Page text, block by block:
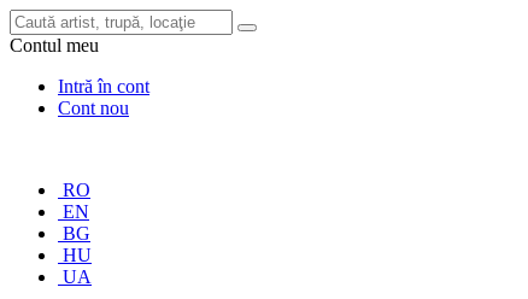
Contul meu
Intră în cont
Cont nou
RO
EN
BG
HU
UA